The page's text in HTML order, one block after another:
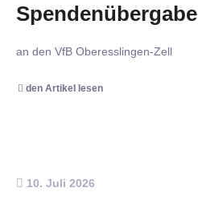
Spendenübergabe
an den VfB Oberesslingen-Zell
den Artikel lesen
10. Juli 2026